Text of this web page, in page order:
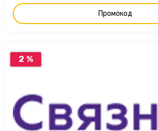
Промокод
2 %